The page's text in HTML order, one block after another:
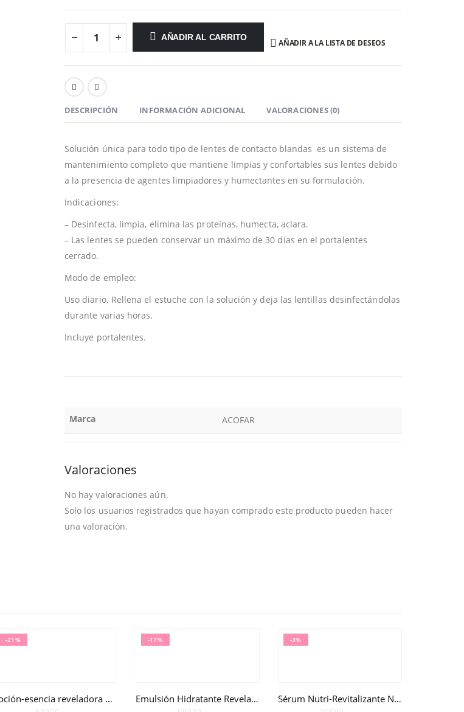
AÑADIR AL CARRITO
AÑADIR A LA LISTA DE DESEOS
DESCRIPCIÓN INFORMACIÓN ADICIONAL VALORACIONES (0)
Solución única para todo tipo de lentes de contacto blandas es un sistema de
mantenimiento completo que mantiene limpias y confortables sus lentes debido
a la presencia de agentes limpiadores y humectantes en su formulación.
Indicaciones:
– Desinfecta, limpia, elimina las proteínas, humecta, aclara.
– Las lentes se pueden conservar un máximo de 30 días en el portalentes
cerrado.
Modo de empleo:
Uso diario. Rellena el estuche con la solución y deja las lentillas desinfectándolas
durante varias horas.
Incluye portalentes.
Marca ACOFAR
Valoraciones
No hay valoraciones aún.
Solo los usuarios registrados que hayan comprado este producto pueden hacer
una valoración.
-21%
Loción-esencia reveladora de belleza Aquabella®
-17%
Emulsión Hidratante Reveladora de belleza Aquabella® 50ml
-3%
Sérum Nutri-Revitalizante Nuxuriance® Gold 30ml